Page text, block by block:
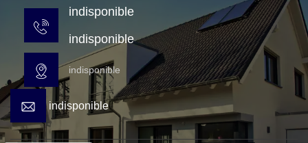
indisponible
indisponible
indisponible
indisponible